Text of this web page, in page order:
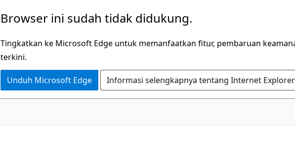
Browser ini sudah tidak didukung.
Tingkatkan ke Microsoft Edge untuk memanfaatkan fitur, pembaruan
terkini.
Unduh Microsoft Edge Informasi selengkapnya tentang Internet